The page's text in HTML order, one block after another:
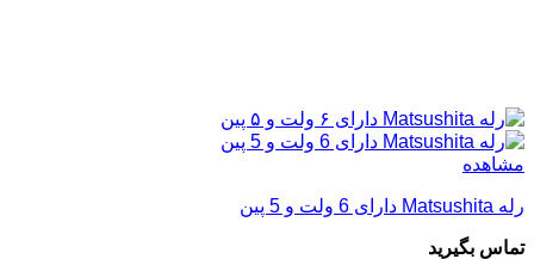
مشاهده
رله Matsushita دارای 6 ولت و 5 پین
تماس بگیرید